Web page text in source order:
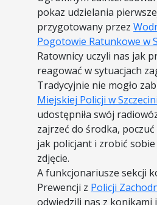
pokaz udzielania
przygotowany przez
Pogotowie Ratunkowe w
Ratownicy uczyli nas jak
reagować w sytuacjach
Tradycyjnie nie mogło
Miejskiej Policji w
udostępniła swój
zajrzeć do środka,
jak policjant i zrobić
zdjęcie.
A funkcjonariusze sekcji
Prewencji z Policji
odwiedzili nas z konikami